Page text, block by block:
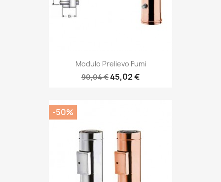
Modulo Prelievo Fumi
90,04 €45,02 €
-50%